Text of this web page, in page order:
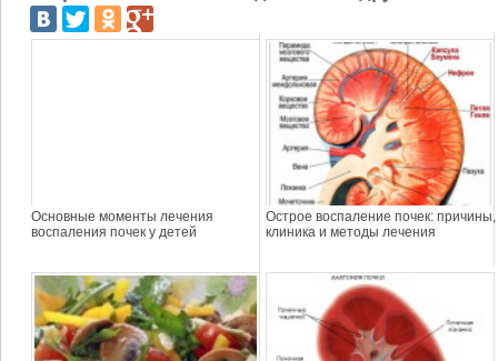
Основные моменты лечения
воспаления почек у детей
Острое воспаление почек: причины,
клиника и методы лечения